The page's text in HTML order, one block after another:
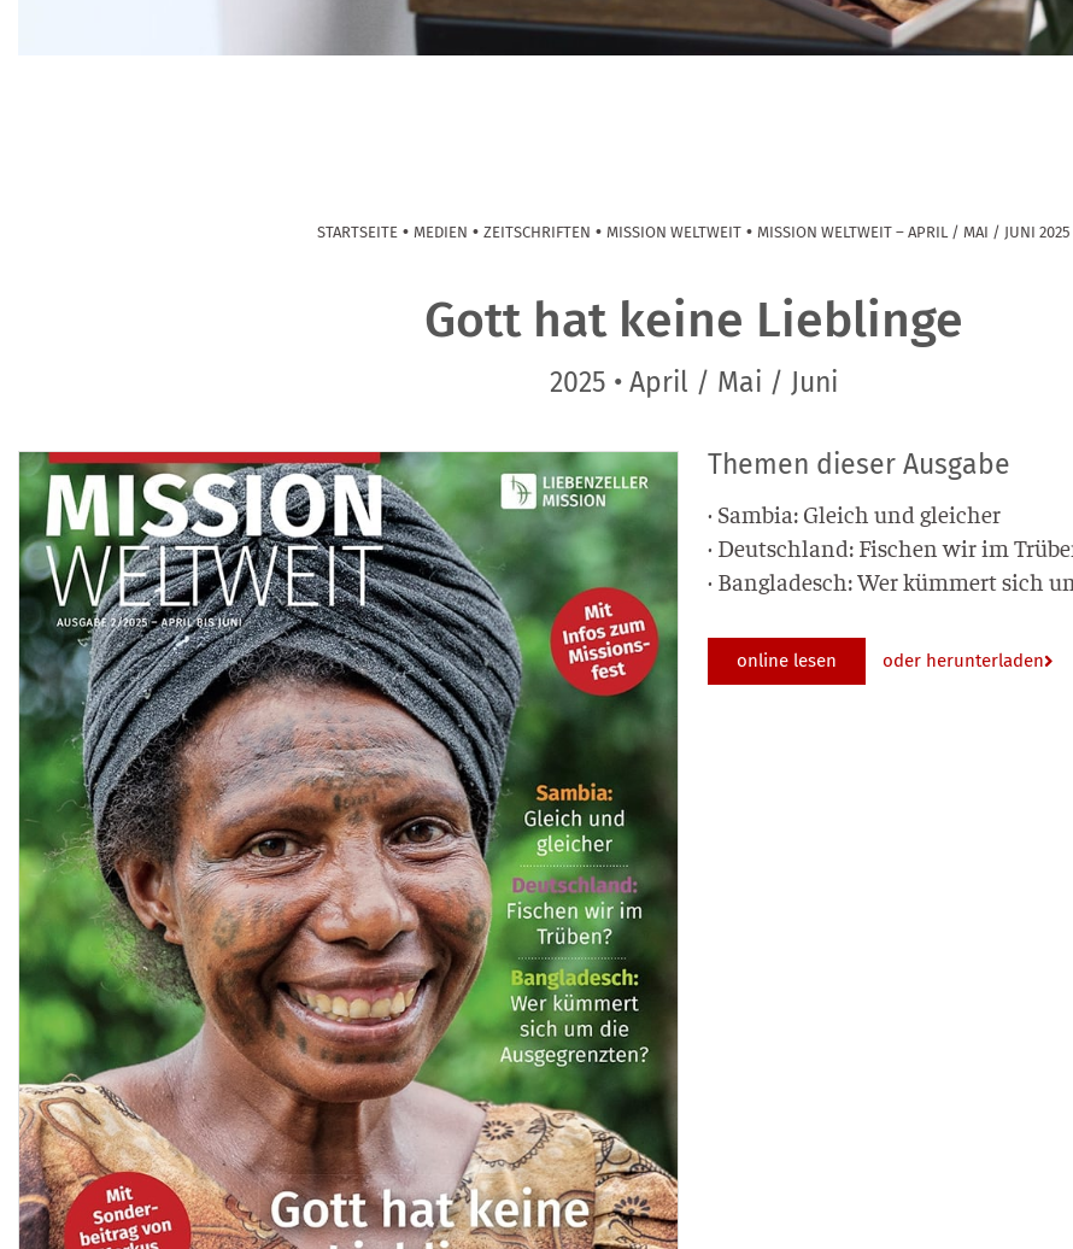
STARTSEITE • MEDIEN • ZEITSCHRIFTEN • MISSION WELTWEIT• MISSION WELTWEIT – APRIL / MAI / JUNI 2025
Gott hat keine Lieblinge
2025 • April / Mai / Juni
Themen dieser Ausgabe
· Sam­bia: Gleich und gleicher
· Deutsch­land: Fischen wir im
· Ban­gla­desch: Wer küm­mert sich
online lesen oder herunterladen